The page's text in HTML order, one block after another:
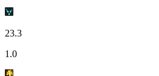
23.3
1.0